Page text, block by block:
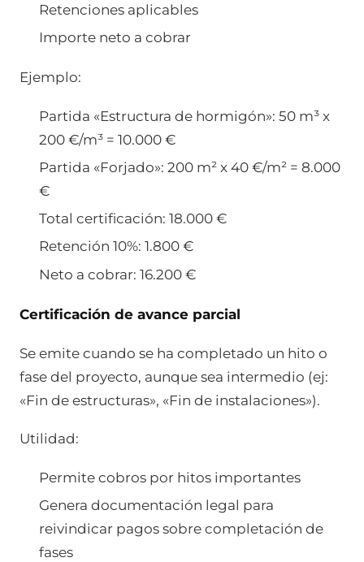
Retenciones aplicables
Importe neto a cobrar
Ejemplo:
Partida «Estructura de hormigón»: 50 m³ x
200 €/m³ = 10.000 €
Partida «Forjado»: 200 m² x 40 €/m² = 8.000
€
Total certificación: 18.000 €
Retención 10%: 1.800 €
Neto a cobrar: 16.200 €
Certificación de avance parcial
Se emite cuando se ha completado un hito o
fase del proyecto, aunque sea intermedio (ej:
«Fin de estructuras», «Fin de instalaciones»).
Utilidad:
Permite cobros por hitos importantes
Genera documentación legal para
reivindicar pagos sobre completación de
fases